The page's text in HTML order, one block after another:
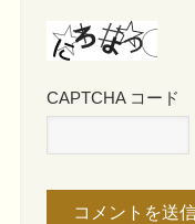
CAPTCHA コード